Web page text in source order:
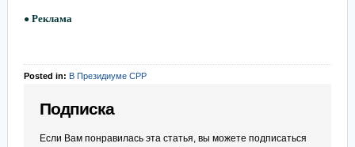
● Реклама
Posted in: В Президиуме СРР
Подписка
Если Вам понравилась эта статья, вы можете подписаться